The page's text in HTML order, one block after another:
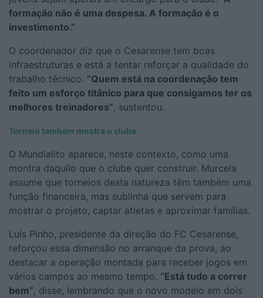
formação não é uma despesa. A formação é o
investimento.”
O coordenador diz que o Cesarense tem boas
infraestruturas e está a tentar reforçar a qualidade do
trabalho técnico. “Quem está na coordenação tem
feito um esforço titânico para que consigamos ter os
melhores treinadores”, sustentou.
Torneio também mostra o clube
O Mundialito aparece, neste contexto, como uma
montra daquilo que o clube quer construir. Murcela
assume que torneios desta natureza têm também uma
função financeira, mas sublinha que servem para
mostrar o projeto, captar atletas e aproximar famílias.
Luís Pinho, presidente da direção do FC Cesarense,
reforçou essa dimensão no arranque da prova, ao
destacar a operação montada para receber jogos em
vários campos ao mesmo tempo. “Está tudo a correr
bem”, disse, lembrando que o novo modelo em dois